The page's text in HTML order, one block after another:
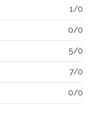
1/0
0/0
5/0
7/0
0/0